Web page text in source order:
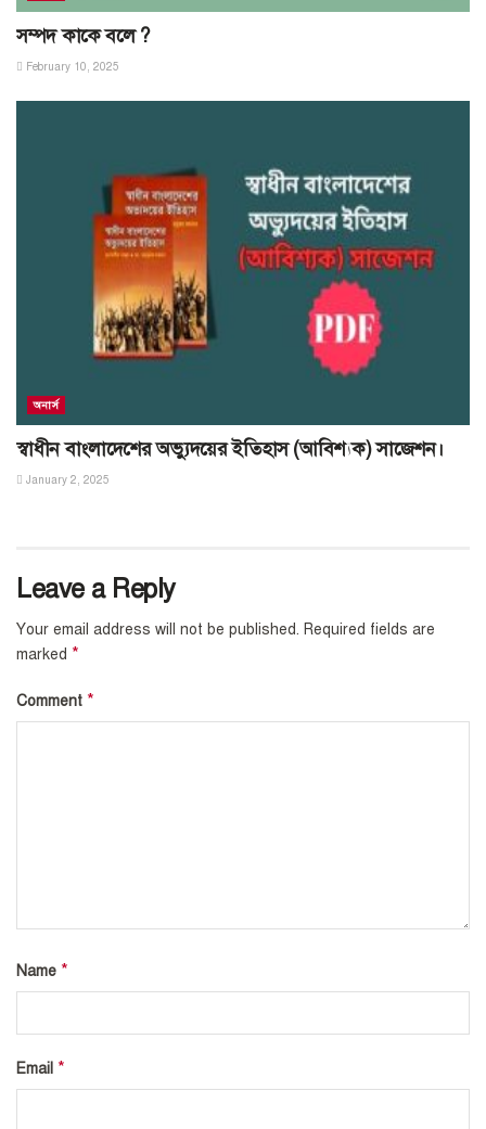
সম্পদ কাকে বলে ?
February 10, 2025
অনার্স
স্বাধীন বাংলাদেশের অভ্যুদয়ের ইতিহাস (আবিশ্যক) সাজেশন।
January 2, 2025
Leave a Reply
Your email address will not be published. Required fields are
marked *
Comment *
Name *
Email *